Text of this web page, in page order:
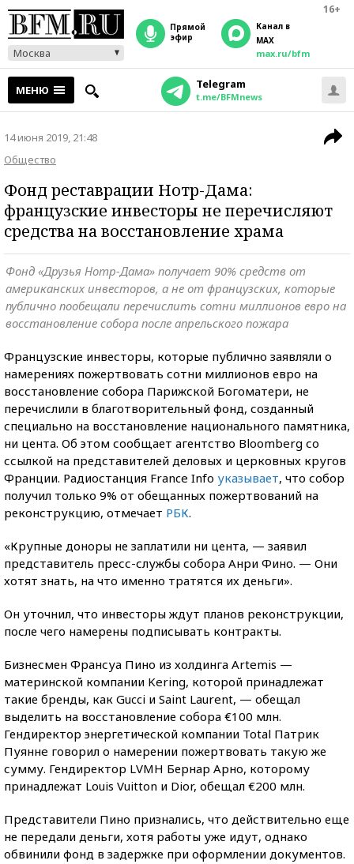
16+
Москва
прямой
эфир
Канал в
MAX
max.ru/bfm
МЕНЮ Telegram
t.me/BFMnews
14 июня 2019, 21:48
Общество
Фонд реставрации Нотр-Дама:
французские инвесторы не перечисляют
средства на восстановление храма
Фонд «Друзья Нотр-Дама» получает 90% средств от
американских инвесторов, а не от французских, которые
публично пообещали перечислить сотни миллионов евро на
восстановление собора после апрельского пожара
Французские инвесторы, которые публично заявляли о
намерениях пожертвовать сотни миллионов евро на
восстановление собора Парижской Богоматери, не
перечислили в благотворительный фонд, созданный
специально на восстановление национального памятника,
ни цента. Об этом сообщает агентство Bloomberg со
ссылкой на представителей деловых и церковных кругов
Франции. Радиостанция France Info указывает, что собор
получил только 9% от обещанных пожертвований на
реконструкцию, отмечает РБК.
«Крупные доноры не заплатили ни цента, — заявил
представитель пресс-службы собора Анри Фино. — Они
хотят знать, на что именно тратятся их деньги».
Он уточнил, что инвесторы ждут планов реконструкции,
после чего намерены подписывать контракты.
Бизнесмен Франсуа Пино из холдинга Artemis —
материнской компании Kering, которой принадлежат
такие бренды, как Gucci и Saint Laurent, — обещал
выделить на восстановление собора €100 млн.
Гендиректор энергетической компании Total Патрик
Пуяннe говорил о намерении пожертвовать такую же
сумму. Гендиректор LVMH Бернар Арно, которому
принадлежат Louis Vuitton и Dior, обещал €200 млн.
Представители Пино признались, что действительно еще
не передали деньги, хотя работы уже идут, однако
обвинили фонд в задержке при оформлении документов.